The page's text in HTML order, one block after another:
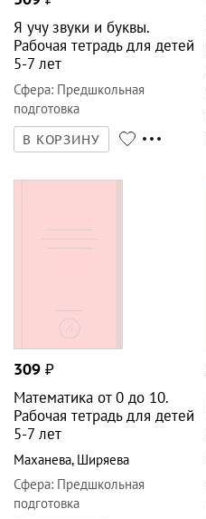
Я учу звуки и буквы.
Рабочая тетрадь для детей
5-7 лет
Сфера: Предшкольная
подготовка
В КОРЗИНУ
309 ₽
Математика от 0 до 10.
Рабочая тетрадь для детей
5-7 лет
Маханева, Ширяева
Сфера: Предшкольная
подготовка